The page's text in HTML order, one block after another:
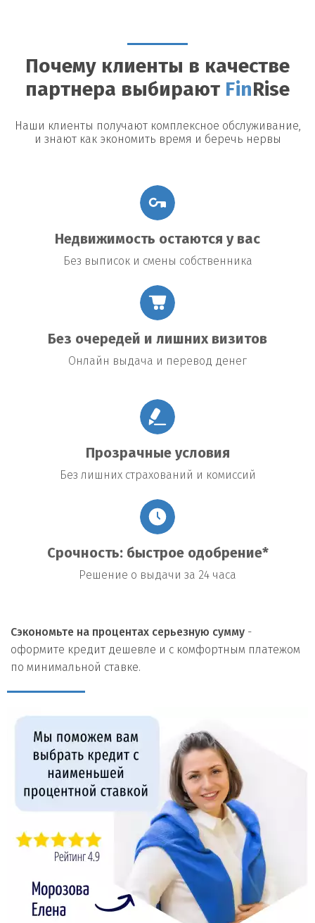
Возможные риски
Утрата недвижимости: В случае невыполнения условий
договора заемщик рискует потерять заложенное имущество.
Повышение процентной ставки:В некоторых договорах
предусмотрено повышение процентной ставки в случае
изменения общих экономических условий.
Почему клиенты в качестве
партнера выбирают Fin Rise
Наши клиенты получают комплексное обслуживание,
и знают как экономить время и беречь нервы
Недвижимость остаются у вас
Без выписок и смены собственника
Без очередей и лишних визитов
Онлайн выдача и перевод денег
Прозрачные условия
Без лишних страхований и комиссий
Срочность: быстрое одобрение*
Решение о выдачи за 24 часа
Сэкономьте на процентах серьезную сумму -
оформите кредит дешевле и с комфортным платежом
по минимальной ставке.